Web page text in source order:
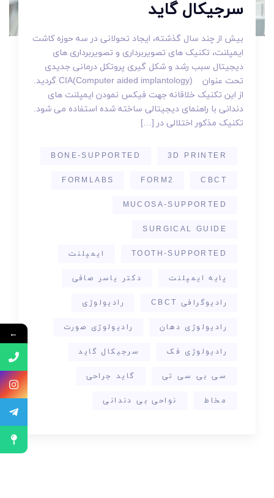
سرجیکال گاید
بیش از چند سال گذشته، ایجاد تحولانی در سه حوزه کاشت
ایمپلنت، تکنیک های تصویربرداری و تصویربرداری های
دیجیتال سبب رشد و شکل گیری پروتکل درمانی جدیدی
تحت عنوان CIA(Computer aided implantology) گردید.
از این تکنیک خلاقانه جهت فیکس نمودن ایمپلنت های
دندانی با راهنمای دیجیتالی ساخته شده استفاده می شود.
تکنیک مذکور اختلالی در […]
3D PRINTER
BONE-SUPPORTED
CBCT
FORM2
FORMLABS
MUCOSA-SUPPORTED
SURGICAL GUIDE
TOOTH-SUPPORTED ایمپلنت
پایه ایمپلنت دکتر یاسر صافی
رادیوگرافی CBCT رادیولوژی
رادیولوژی دهان رادیولوژی صورت
رادیولوژی فک سرجیکال گاید
سی بی سی تی گاید جراحی
مخاط نواحی بی دندانی
←